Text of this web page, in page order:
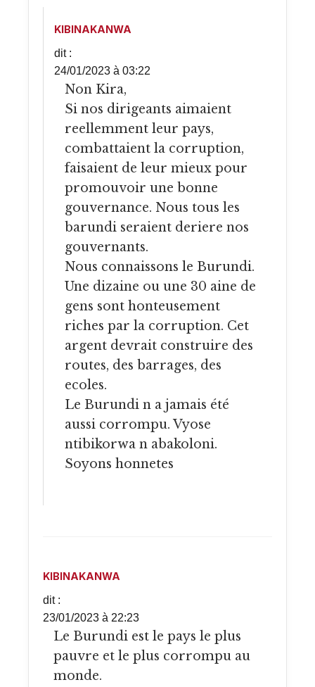
KIBINAKANWA
dit :
24/01/2023 à 03:22
Non Kira,
Si nos dirigeants aimaient
reellemment leur pays,
combattaient la corruption,
faisaient de leur mieux pour
promouvoir une bonne
gouvernance. Nous tous les
barundi seraient deriere nos
gouvernants.
Nous connaissons le Burundi.
Une dizaine ou une 30 aine de
gens sont honteusement
riches par la corruption. Cet
argent devrait construire des
routes, des barrages, des
ecoles.
Le Burundi n a jamais été
aussi corrompu. Vyose
ntibikorwa n abakoloni.
Soyons honnetes
KIBINAKANWA
dit :
23/01/2023 à 22:23
Le Burundi est le pays le plus
pauvre et le plus corrompu au
monde.